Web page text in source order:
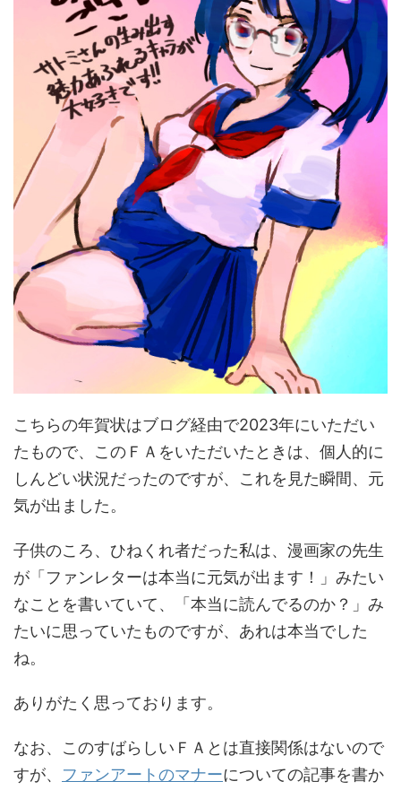
こちらの年賀状はブログ経由で2023年にいただい
たもので、このＦＡをいただいたときは、個人的に
しんどい状況だったのですが、これを見た瞬間、元
気が出ました。
子供のころ、ひねくれ者だった私は、漫画家の先生
が「ファンレターは本当に元気が出ます！」みたい
なことを書いていて、「本当に読んでるのか？」み
たいに思っていたものですが、あれは本当でした
ね。
ありがたく思っております。
なお、このすばらしいＦＡとは直接関係はないので
すが、 ファンアートのマナーについての記事を書か